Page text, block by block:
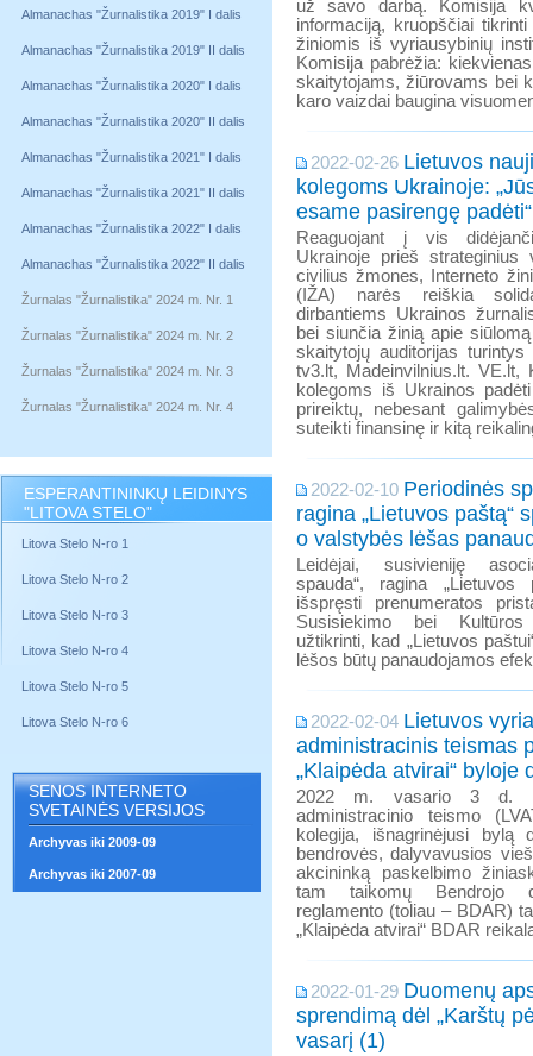
Almanachas "Žurnalistika 2019" I dalis
Almanachas "Žurnalistika 2019" II dalis
Almanachas "Žurnalistika 2020" I dalis
Almanachas "Žurnalistika 2020" II dalis
Almanachas "Žurnalistika 2021" I dalis
Almanachas "Žurnalistika 2021" II dalis
Almanachas "Žurnalistika 2022" I dalis
Almanachas "Žurnalistika 2022" II dalis
Žurnalas "Žurnalistika" 2024 m. Nr. 1
Žurnalas "Žurnalistika" 2024 m. Nr. 2
Žurnalas "Žurnalistika" 2024 m. Nr. 3
Žurnalas "Žurnalistika" 2024 m. Nr. 4
ESPERANTININKŲ LEIDINYS
"LITOVA STELO"
Litova Stelo N-ro 1
Litova Stelo N-ro 2
Litova Stelo N-ro 3
Litova Stelo N-ro 4
Litova Stelo N-ro 5
Litova Stelo N-ro 6
SENOS INTERNETO
SVETAINĖS VERSIJOS
Archyvas iki 2009-09
Archyvas iki 2007-09
už savo darbą. Komisija
informaciją, kruopščiai
žiniomis iš vyriausybinių
Komisija pabrėžia:
skaitytojams, žiūrovams bei
karo vaizdai baugina
2022-02-26 Lietuvos
kolegoms Ukrainoje:
esame pasirengę
Reaguojant į vis
Ukrainoje prieš strateginius
civilius žmones, Interneto
(IŽA) narės reiškia
dirbantiems Ukrainos
bei siunčia žinią apie
skaitytojų auditorijas
tv3.lt, Madeinvilnius.lt. VE.lt,
kolegoms iš Ukrainos
prireiktų, nebesant
suteikti finansinę ir kitą
2022-02-10 Periodinės
ragina „Lietuvos paštą“
o valstybės lėšas
Leidėjai, susivieniję
spauda“, ragina „Lietuvos
išspręsti prenumeratos
Susisiekimo bei
užtikrinti, kad „Lietuvos
lėšos būtų panaudojamos
2022-02-04 Lietuvos
administracinis teismas
„Klaipėda atvirai“ byloje
2022 m. vasario 3 d.
administracinio teismo
kolegija, išnagrinėjusi bylą
bendrovės, dalyvavusios
akcininką paskelbimo
tam taikomų Bendrojo
reglamento (toliau – BDAR)
„Klaipėda atvirai“ BDAR
2022-01-29 Duomenų
sprendimą dėl „Karštų
vasarį (1)